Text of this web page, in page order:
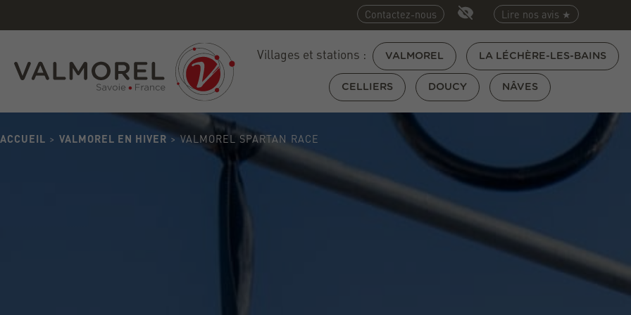
Contactez-nous Lire nos avis ★
Villages et stations : VALMOREL LA LÉCHÈRE-LES-BAINS
CELLIERS DOUCY NÂVES
ACCUEIL > VALMOREL EN HIVER > VALMOREL SPARTAN RACE